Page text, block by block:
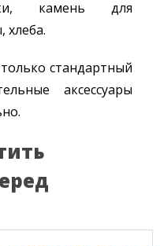
камень для
хлеба.
стандартный
аксессуары